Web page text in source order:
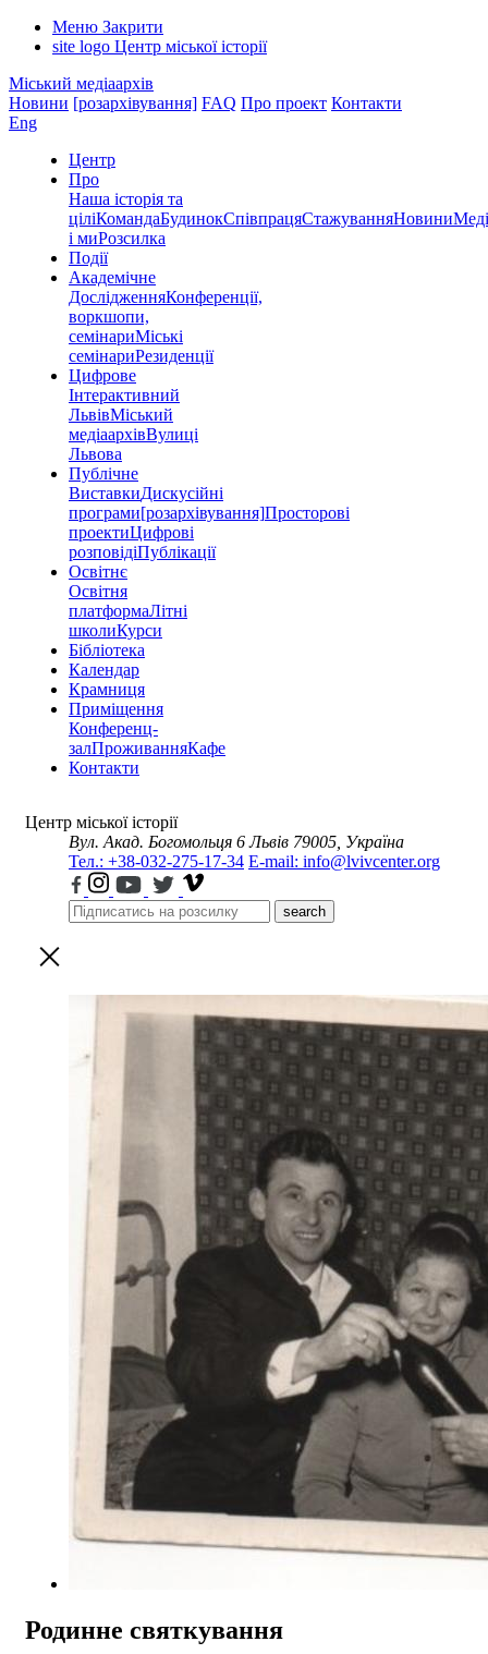
Меню Закрити
site logo Центр міської історії
Міський медіаархів
Новини [розархівування] FAQ Про проект Контакти
Eng
Центр
Про
Наша історія та
ціліКомандаБудинокСпівпрацяСтажуванняНовини
і миРозсилка
Події
Академічне
ДослідженняКонференції,
воркшопи,
семінариМіські
семінариРезиденції
Цифрове
Інтерактивний
ЛьвівМіський
медіаархівВулиці
Львова
Публічне
ВиставкиДискусійні
програми[розархівування]Просторові
проектиЦифрові
розповідіПублікації
Освітнє
Освітня
платформаЛітні
школиКурси
Бібліотека
Календар
Крамниця
Приміщення
Конференц-
залПроживанняКафе
Контакти
Центр міської історії
Вул. Акад. Богомольця 6 Львів 79005, Україна
Тел.: +38-032-275-17-34 E-mail: info@lvivcenter.org
search
Родинне святкування